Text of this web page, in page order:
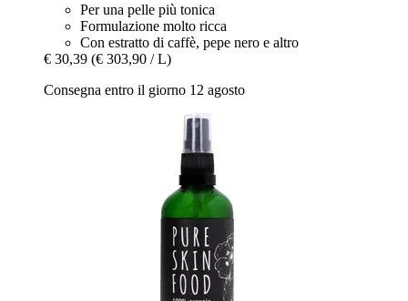
Per una pelle più tonica
Formulazione molto ricca
Con estratto di caffè, pepe nero e altro
€ 30,39 (€ 303,90 / L)
Consegna entro il giorno 12 agosto